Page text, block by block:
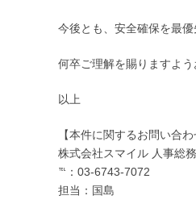
今後とも、安全確保を最
何卒ご理解を賜りますよう
以上
【本件に関するお問い合わ
株式会社スマイル 人事総
℡：03-6743-7072
担当：国島